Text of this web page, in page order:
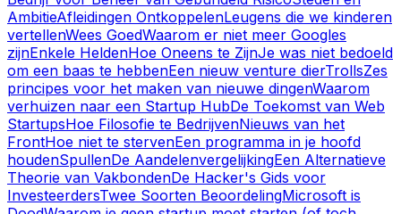
AmbitieAfleidingen OntkoppelenLeugens die we kinderen
vertellenWees GoedWaarom er niet meer Googles
zijnEnkele HeldenHoe Oneens te ZijnJe was niet bedoeld
om een baas te hebbenEen nieuw venture dierTrollsZes
principes voor het maken van nieuwe dingenWaarom
verhuizen naar een Startup HubDe Toekomst van Web
StartupsHoe Filosofie te BedrijvenNieuws van het
FrontHoe niet te stervenEen programma in je hoofd
houdenSpullenDe AandelenvergelijkingEen Alternatieve
Theorie van VakbondenDe Hacker's Gids voor
InvesteerdersTwee Soorten BeoordelingMicrosoft is